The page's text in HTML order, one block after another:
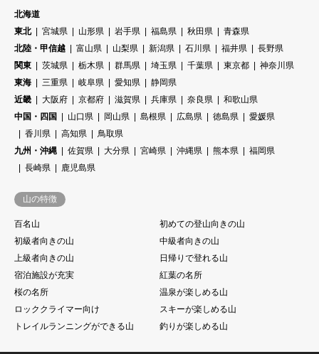
北海道
東北
宮城県 山形県 岩手県 福島県 秋田県
青森県
北陸・甲信越
富山県 山梨県 新潟県 石川県 福井県
長野県
関東
茨城県 栃木県 群馬県 埼玉県 千葉県 東京都
神奈川県
東海
三重県 岐阜県 愛知県
静岡県
近畿
大阪府 京都府 滋賀県 兵庫県 奈良県
和歌山県
中国・四国
山口県 岡山県 島根県 広島県 徳島県
愛媛県
香川県
高知県
鳥取県
九州・沖縄
佐賀県 大分県 宮崎県 沖縄県 熊本県
福岡県
長崎県
鹿児島県
山の特徴
百名山
初めての登山向きの山
初級者向きの山
中級者向きの山
上級者向きの山
日帰りで登れる山
宿泊施設が充実
紅葉の名所
桜の名所
温泉が楽しめる山
ロッククライマー向け
スキーが楽しめる山
トレイルランニングができる山
釣りが楽しめる山